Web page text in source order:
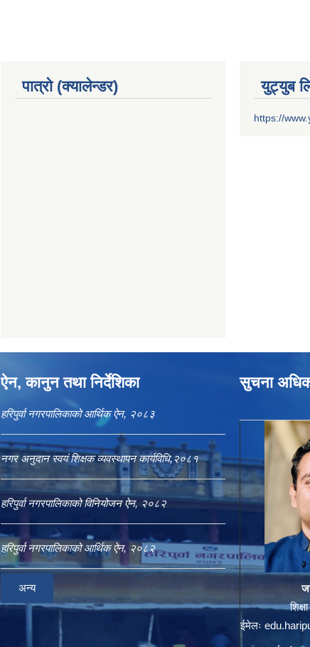
पात्रो (क्यालेन्डर) युट्युब
https://
ऐन, कानुन तथा निर्देशिका
हरिपुर्वा नगरपालिकाको आर्थिक ऐन, २०८३
नगर अनुदान स्वयं शिक्षक व्यवस्थापन कार्यविधि,२०८१
हरिपुर्वा नगरपालिकाको विनियोजन ऐन, २०८२
हरिपुर्वा नगरपालिकाको आर्थिक ऐन, २०८२
अन्य
सुचना
ईमेलः